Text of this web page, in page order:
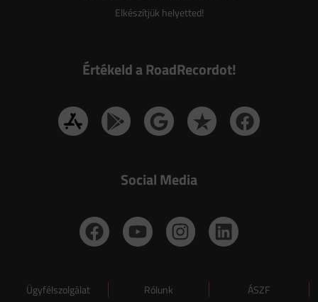
Elkészítjük helyetted!
Értékeld a RoadRecordot!
Social Media
Ügyfélszolgálat Rólunk ÁSZF